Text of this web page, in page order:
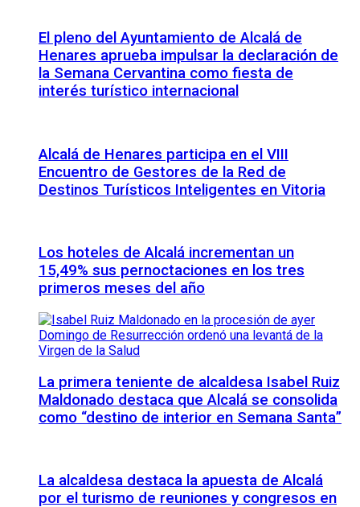
El pleno del Ayuntamiento de Alcalá de
Henares aprueba impulsar la declaración de
la Semana Cervantina como fiesta de
interés turístico internacional
Alcalá de Henares participa en el VIII
Encuentro de Gestores de la Red de
Destinos Turísticos Inteligentes en Vitoria
Los hoteles de Alcalá incrementan un
15,49% sus pernoctaciones en los tres
primeros meses del año
La primera teniente de alcaldesa Isabel Ruiz
Maldonado destaca que Alcalá se consolida
como “destino de interior en Semana Santa”
La alcaldesa destaca la apuesta de Alcalá
por el turismo de reuniones y congresos en